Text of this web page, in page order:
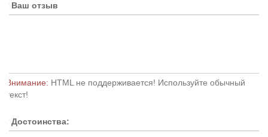
Ваш отзыв
Внимание: HTML не поддерживается! Используйте обычный
текст!
Достоинства: